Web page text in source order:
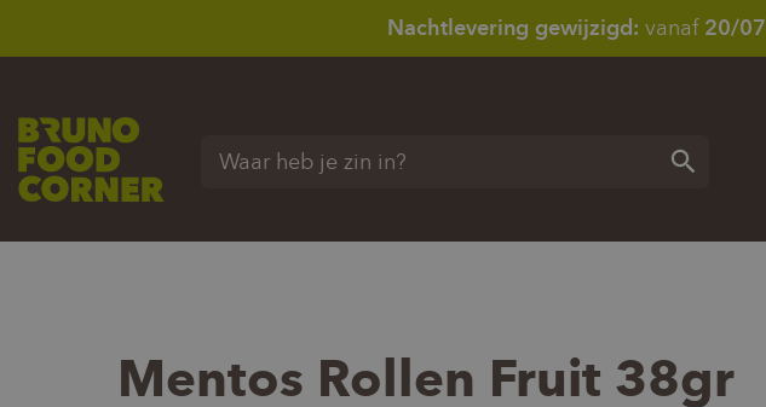
Nachtlevering gewijzigd: vanaf 20/07
Waar heb je zin in?
Mentos Rollen Fruit 38gr